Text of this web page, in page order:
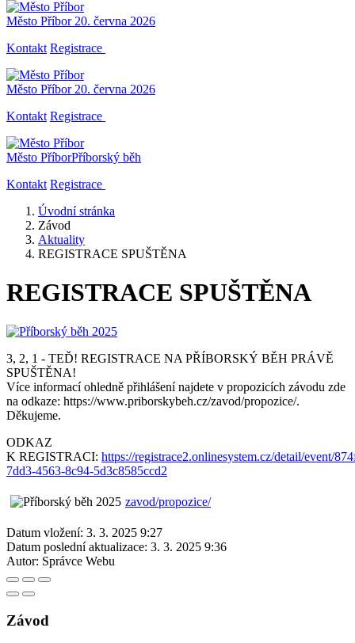
Město Příbor 20. června 2026
Kontakt Registrace
Město Příbor 20. června 2026
Kontakt Registrace
Město PříborPříborský běh
Kontakt Registrace
Úvodní stránka
Závod
Aktuality
REGISTRACE SPUŠTĚNA
REGISTRACE SPUŠTĚNA
3, 2, 1 - TEĎ! REGISTRACE NA PŘÍBORSKÝ BĚH PRÁVĚ
SPUŠTĚNA!
Více informací ohledně přihlášení najdete v propozicích závodu zde
na odkaze: https://www.priborskybeh.cz/zavod/propozice/.
Děkujeme.
ODKAZ
K REGISTRACI: https://registrace2.onlinesystem.cz/detail/event/
7dd3-4563-8c94-5d3c8585ccd2
zavod/propozice/
Datum vložení: 3. 3. 2025 9:27
Datum poslední aktualizace: 3. 3. 2025 9:36
Autor: Správce Webu
Závod